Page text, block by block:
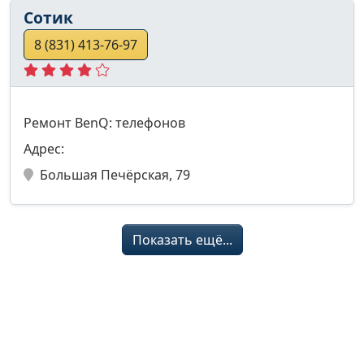
Сотик
8 (831) 413-76-97
Ремонт BenQ: телефонов
Адрес:
Большая Печёрская, 79
Показать ещё...